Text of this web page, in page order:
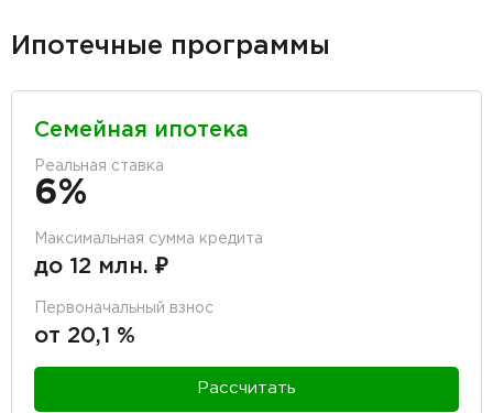
Ипотечные программы
Семейная ипотека
Реальная ставка
6%
Максимальная сумма кредита
до 12 млн. ₽
Первоначальный взнос
от 20,1 %
Рассчитать